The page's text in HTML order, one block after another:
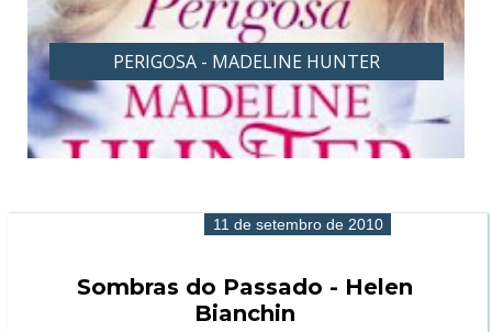
PERIGOSA - MADELINE HUNTER
11 de setembro de 2010
Sombras do Passado - Helen
Bianchin